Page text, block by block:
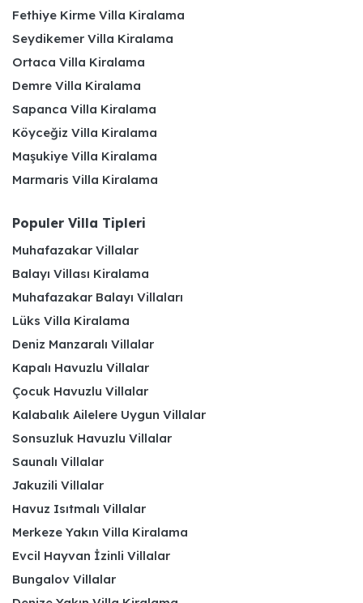
Fethiye Kirme Villa Kiralama
Seydikemer Villa Kiralama
Ortaca Villa Kiralama
Demre Villa Kiralama
Sapanca Villa Kiralama
Köyceğiz Villa Kiralama
Maşukiye Villa Kiralama
Marmaris Villa Kiralama
Populer Villa Tipleri
Muhafazakar Villalar
Balayı Villası Kiralama
Muhafazakar Balayı Villaları
Lüks Villa Kiralama
Deniz Manzaralı Villalar
Kapalı Havuzlu Villalar
Çocuk Havuzlu Villalar
Kalabalık Ailelere Uygun Villalar
Sonsuzluk Havuzlu Villalar
Saunalı Villalar
Jakuzili Villalar
Havuz Isıtmalı Villalar
Merkeze Yakın Villa Kiralama
Evcil Hayvan İzinli Villalar
Bungalov Villalar